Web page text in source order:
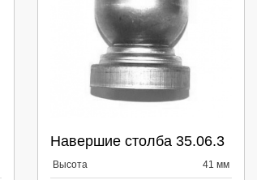
Навершие столба 35.06.3
Высота 41 мм